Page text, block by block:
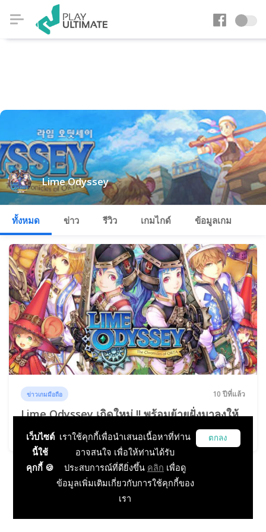
Lime Odyssey
ทั้งหมด ข่าว รีวิว เกมไกด์ ข้อมูลเกม
ข่าวเกมมือถือ 10 ปีที่แล้ว
Lime Odyssey เกิดใหม่ !! พร้อมย้ายฝั่งมาลงให้
กับมือถือ...
เว็บไซต์
นี้ใช้
คุกกี้ 🍪
เราใช้คุกกี้เพื่อนำเสนอเนื้อหาที่ท่าน
อาจสนใจ เพื่อให้ท่านได้รับ
ประสบการณ์ที่ดียิ่งขึ้น คลิก เพื่อดู
ข้อมูลเพิ่มเติมเกี่ยวกับการใช้คุกกี้ของ
เรา
ตกลง